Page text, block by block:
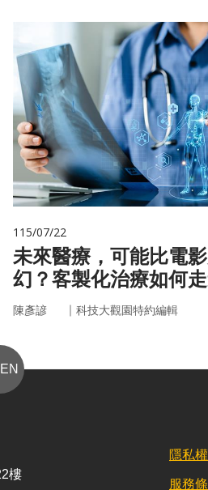
籤
115/07/22
未來醫療，可能比電
幻？客製化治療如何
實世界
陳彥諺 ｜ 科技大觀園特約編輯
樓
隱私
服務